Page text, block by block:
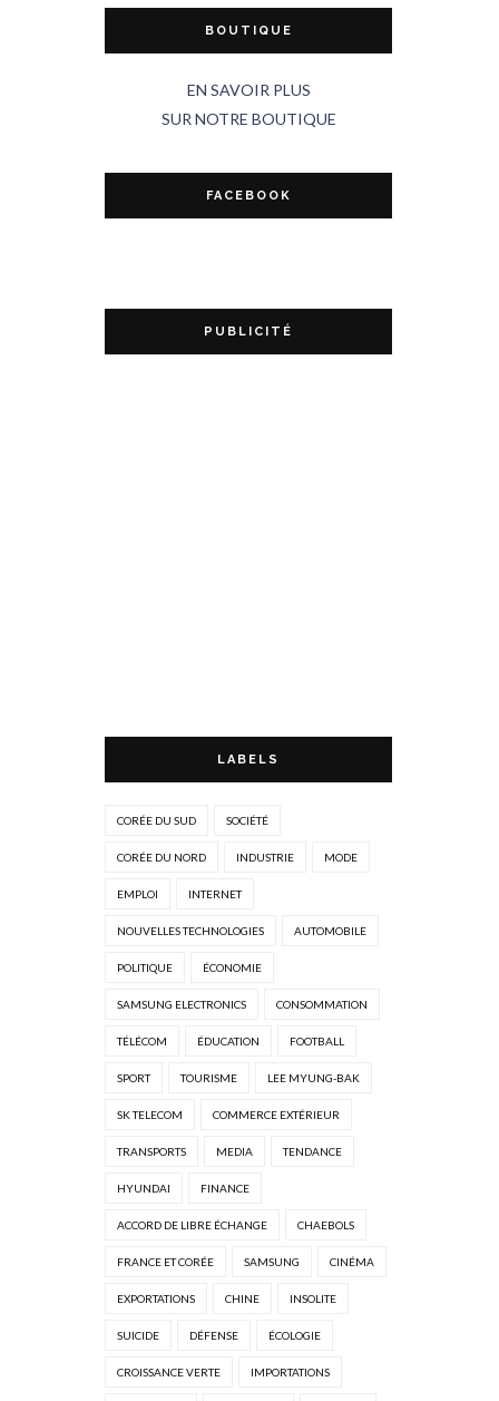
BOUTIQUE
EN SAVOIR PLUS
SUR NOTRE BOUTIQUE
FACEBOOK
PUBLICITÉ
LABELS
CORÉE DU SUD SOCIÉTÉ
CORÉE DU NORD INDUSTRIE MODE
EMPLOI INTERNET
NOUVELLES TECHNOLOGIES AUTOMOBILE
POLITIQUE ÉCONOMIE
SAMSUNG ELECTRONICS CONSOMMATION
TÉLÉCOM ÉDUCATION FOOTBALL
SPORT TOURISME LEE MYUNG-BAK
SK TELECOM COMMERCE EXTÉRIEUR
TRANSPORTS MEDIA TENDANCE
HYUNDAI FINANCE
ACCORD DE LIBRE ÉCHANGE CHAEBOLS
FRANCE ET CORÉE SAMSUNG CINÉMA
EXPORTATIONS CHINE INSOLITE
SUICIDE DÉFENSE ÉCOLOGIE
CROISSANCE VERTE IMPORTATIONS